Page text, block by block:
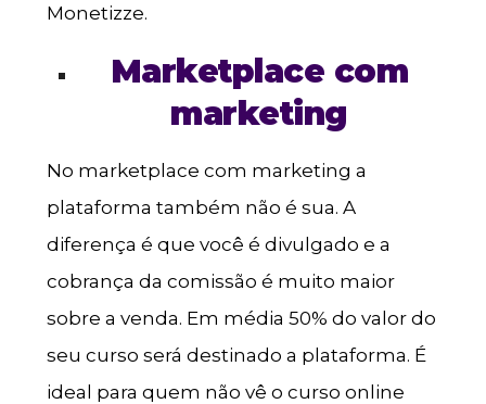
Monetizze.
Marketplace com
marketing
No marketplace com marketing a
plataforma também não é sua. A
diferença é que você é divulgado e a
cobrança da comissão é muito maior
sobre a venda. Em média 50% do valor do
seu curso será destinado a plataforma. É
ideal para quem não vê o curso online